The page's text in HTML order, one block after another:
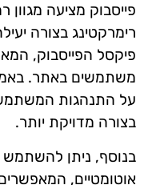
פייסבוק מציעה
רימרקטינג בצורה
פיקסל הפייסבוק,
משתמשים באתר.
על התנהגות
בצורה מדויקת יותר.
בנוסף, ניתן להשתמש
אוטומטיים,